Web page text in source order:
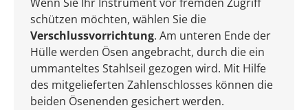
schützen möchten, wählen Sie die
Verschlussvorrichtung. Am unteren Ende der
Hülle werden Ösen angebracht, durch die ein
ummanteltes Stahlseil gezogen wird. Mit Hilfe
des mitgelieferten Zahlenschlosses können die
beiden Ösenenden gesichert werden.